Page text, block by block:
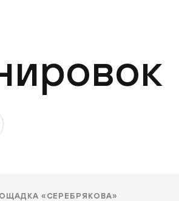
«СЕРЕБРЯКОВА»